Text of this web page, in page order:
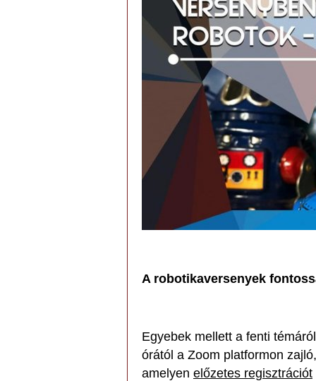
A robotikaversenyek
Egyebek mellett a fenti
órától a Zoom platformon
amelyen előzetes regisztrációt